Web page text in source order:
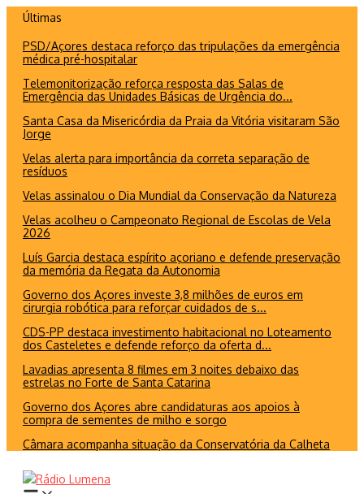
conteúdo
Últimas
PSD/Açores destaca reforço das tripulações da emergência
médica pré-hospitalar
Telemonitorização reforça resposta das Salas de
Emergência das Unidades Básicas de Urgência do...
Santa Casa da Misericórdia da Praia da Vitória visitaram São
Jorge
Velas alerta para importância da correta separação de
resíduos
Velas assinalou o Dia Mundial da Conservação da Natureza
Velas acolheu o Campeonato Regional de Escolas de Vela
2026
Luís Garcia destaca espírito açoriano e defende preservação
da memória da Regata da Autonomia
Governo dos Açores investe 3,8 milhões de euros em
cirurgia robótica para reforçar cuidados de s...
CDS-PP destaca investimento habitacional no Loteamento
dos Casteletes e defende reforço da oferta d...
Lavadias apresenta 8 filmes em 3 noites debaixo das
estrelas no Forte de Santa Catarina
Governo dos Açores abre candidaturas aos apoios à
compra de sementes de milho e sorgo
Câmara acompanha situação da Conservatória da Calheta